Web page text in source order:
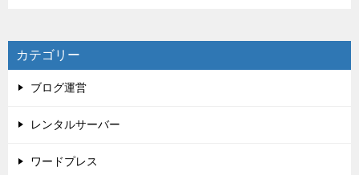
カテゴリー
ブログ運営
レンタルサーバー
ワードプレス